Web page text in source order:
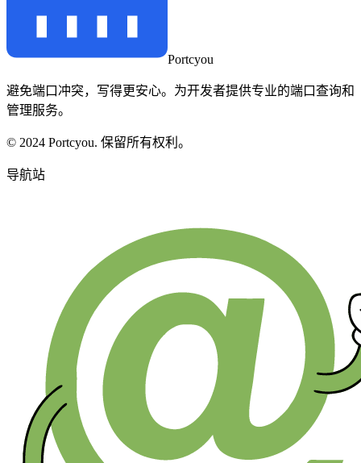
Portcyou
避免端口冲突，写得更安心。为开发者提供专业的端口查询和
管理服务。
© 2024 Portcyou. 保留所有权利。
导航站